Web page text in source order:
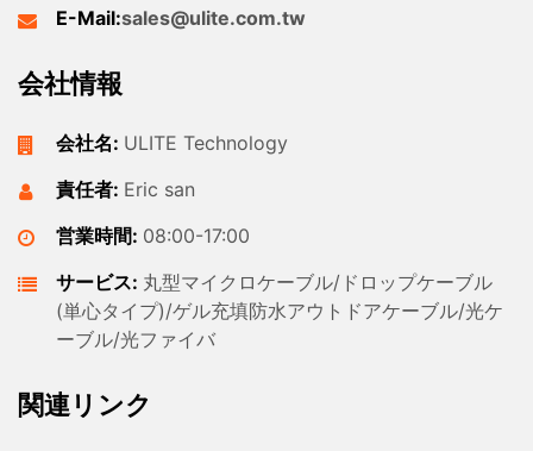
E-Mail:sales@ulite.com.tw
会社情報
会社名: ULITE Technology
責任者: Eric san
営業時間: 08:00-17:00
サービス: 丸型マイクロケーブル/ドロップケーブル
(単心タイプ)/ゲル充填防水アウトドアケーブル/光ケ
ーブル/光ファイバ
関連リンク